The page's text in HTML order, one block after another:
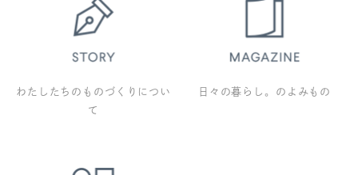
わたしたちのものづくりについ
て
日々の暮らし。のよみもの